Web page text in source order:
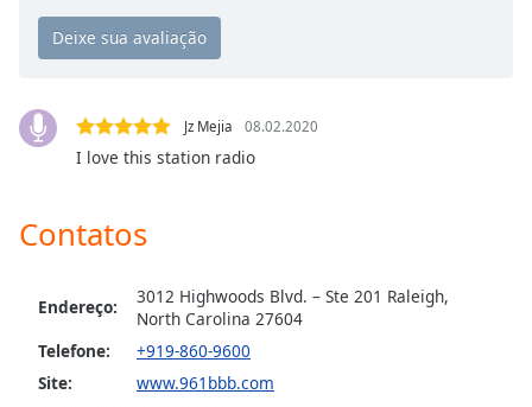
Chapters
Descriptions
selected
settings
opens
Jz Mejia 08.02.2020
I love this station radio
Contatos
Endereço:
3012 Highwoods Blvd. – Ste 201 Raleigh,
North Carolina 27604
Telefone:
+919-860-9600
Site:
www.961bbb.com